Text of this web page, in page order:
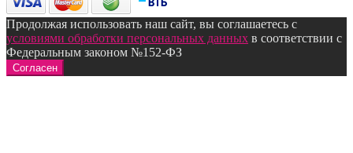
Продолжая использовать наш сайт, вы соглашаетесь с
условиями обработки персональных данных в соответствии с
Федеральным законом №152-ФЗ
Согласен